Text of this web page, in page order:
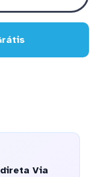
Via